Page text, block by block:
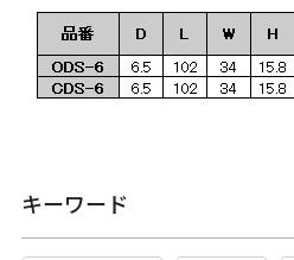
キーワード